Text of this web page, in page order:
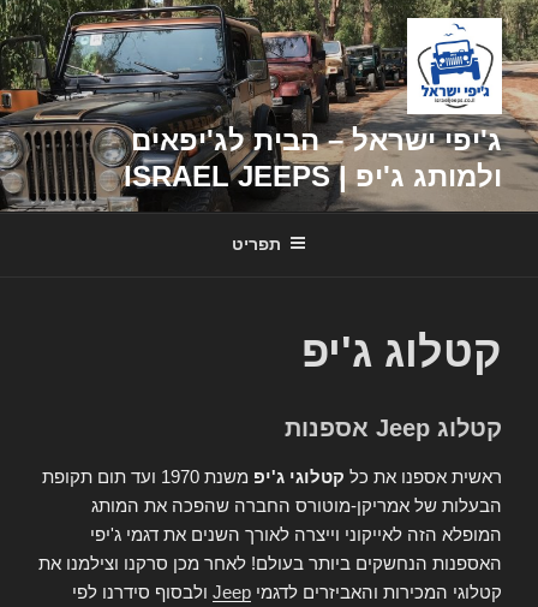
דילוג
לתוכן
ג'יפי ישראל – הבית לג'יפאים
ולמותג ג'יפ | ISRAEL JEEPS
תפריט
קטלוג ג'יפ
קטלוג Jeep אספנות
ראשית אספנו את כל קטלוגי ג'יפ
משנת 1970 ועד תום תקופת
הבעלות של אמריקן-מוטורס החברה שהפכה את המותג
המופלא הזה לאייקוני וייצרה לאורך השנים את דגמי ג'יפי
האספנות הנחשקים ביותר בעולם! לאחר מכן סרקנו וצילמנו את
קטלוגי המכירות והאביזרים לדגמי Jeep ולבסוף סידרנו לפי